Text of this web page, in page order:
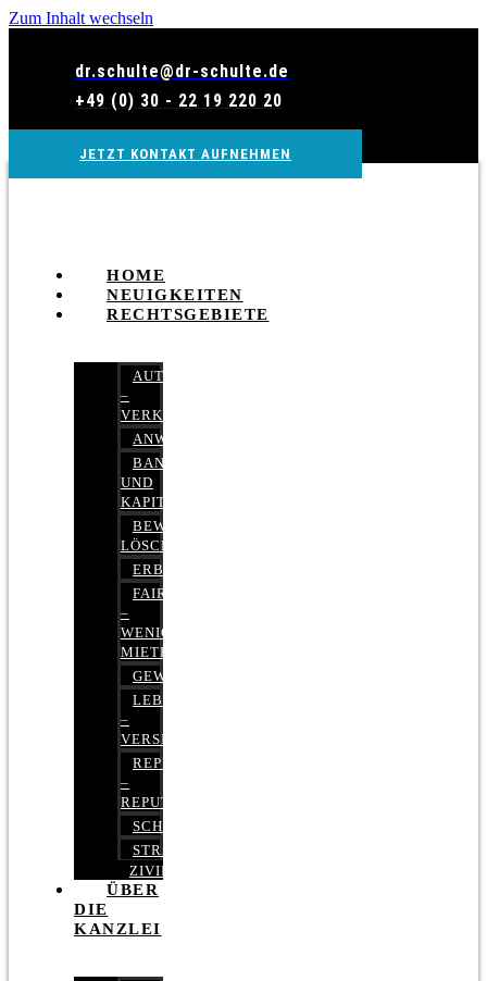
Zum Inhalt wechseln
dr.schulte@dr-schulte.de
+49 (0) 30 - 22 19 220 20
JETZT KONTAKT AUFNEHMEN
HOME
NEUIGKEITEN
RECHTSGEBIETE
AUTOBETRUG
–
VERKEHRSRECHT
ANWALTSHAFTUNGSRECHT
BANK-
UND
KAPITALMARKTRECHT
BEWERTUNGEN
LÖSCHEN
ERBRECHT
FAIRMIETEN
–
WENIGER
MIETE
GEWERBERECHT
LEBENSVERSICHERUNG
–
VERSICHERUNGSRECHT
REPUTATIONSRECHT
–
REPUTATIONSMANAGEMENT
SCHUFARECHT
STRAFRECHT
ZIVILRECHT
ÜBER
DIE
KANZLEI